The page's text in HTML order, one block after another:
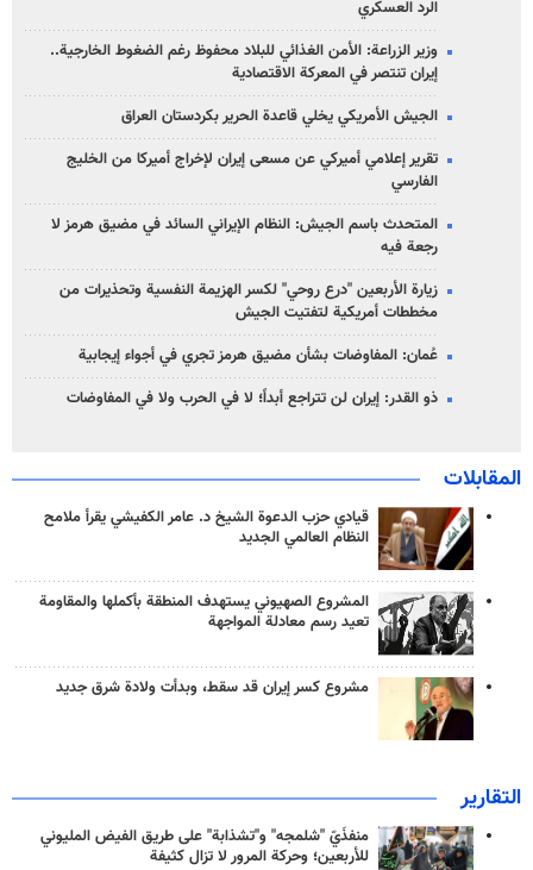
الرد العسكري
وزير الزراعة: الأمن الغذائي للبلاد محفوظ رغم الضغوط الخارجية..
إيران تنتصر في المعركة الاقتصادية
الجيش الأمريكي يخلي قاعدة الحرير بكردستان العراق
تقرير إعلامي أميركي عن مسعى إيران لإخراج أميركا من الخليج
الفارسي
المتحدث باسم الجيش: النظام الإيراني السائد في مضيق هرمز لا
رجعة فيه
زيارة الأربعين "درع روحي" لكسر الهزيمة النفسية وتحذيرات من
مخططات أمريكية لتفتيت الجيش
عُمان: المفاوضات بشأن مضيق هرمز تجري في أجواء إيجابية
ذو القدر: إيران لن تتراجع أبداً؛ لا في الحرب ولا في المفاوضات
المقابلات
قيادي حزب الدعوة الشيخ د. عامر الكفيشي يقرأ ملامح
النظام العالمي الجديد
المشروع الصهيوني يستهدف المنطقة بأكملها والمقاومة
تعيد رسم معادلة المواجهة
مشروع كسر إيران قد سقط، وبدأت ولادة شرق جديد
التقارير
منفذَيّ "شلمجه" و"تشذابة" على طريق الفيض المليوني
للأربعين؛ وحركة المرور لا تزال كثيفة